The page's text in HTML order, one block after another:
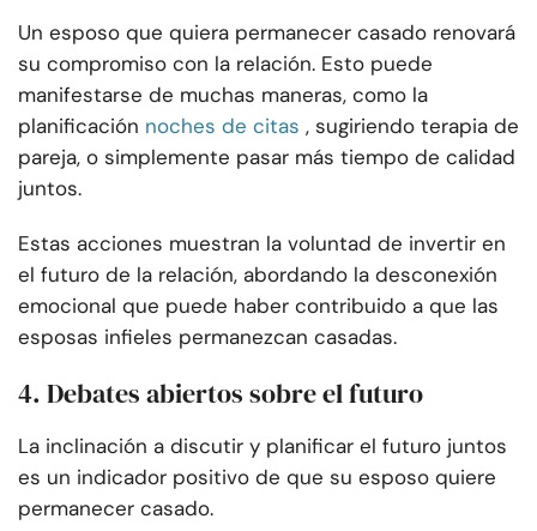
Un esposo que quiera permanecer casado renovará
su compromiso con la relación. Esto puede
manifestarse de muchas maneras, como la
planificación noches de citas , sugiriendo terapia de
pareja, o simplemente pasar más tiempo de calidad
juntos.
Estas acciones muestran la voluntad de invertir en
el futuro de la relación, abordando la desconexión
emocional que puede haber contribuido a que las
esposas infieles permanezcan casadas.
4. Debates abiertos sobre el futuro
La inclinación a discutir y planificar el futuro juntos
es un indicador positivo de que su esposo quiere
permanecer casado.